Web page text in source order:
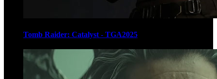
Tomb Raider: Catalyst - TGA2025